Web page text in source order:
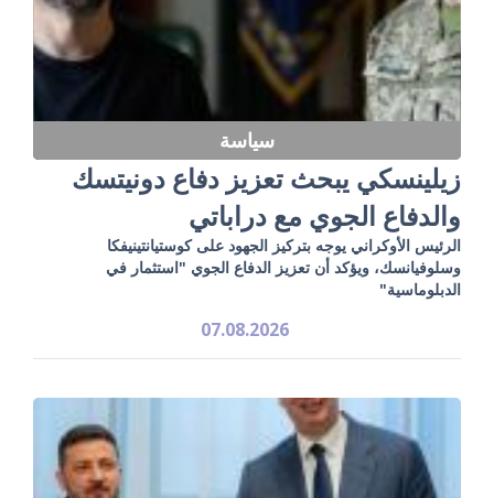
سياسة
زيلينسكي يبحث تعزيز دفاع دونيتسك
والدفاع الجوي مع دراباتي
الرئيس الأوكراني يوجه بتركيز الجهود على كوستيانتينيفكا
وسلوفيانسك، ويؤكد أن تعزيز الدفاع الجوي "استثمار في
الدبلوماسية"
07.08.2026